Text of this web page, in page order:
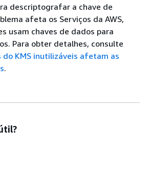
descriptografar a chave de
afeta os Serviços da AWS,
usam chaves de dados para
Para obter detalhes, consulte
do KMS inutilizáveis afetam as
.